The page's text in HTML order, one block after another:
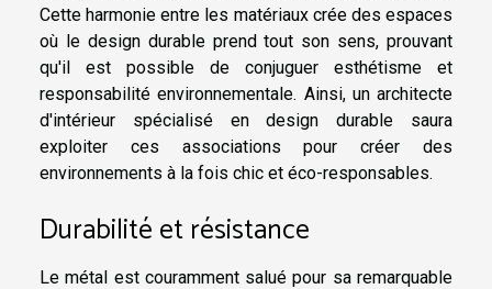
Cette harmonie entre les matériaux crée des espaces
où le design durable prend tout son sens, prouvant
qu'il est possible de conjuguer esthétisme et
responsabilité environnementale. Ainsi, un architecte
d'intérieur spécialisé en design durable saura
exploiter ces associations pour créer des
environnements à la fois chic et éco-responsables.
Durabilité et résistance
Le métal est couramment salué pour sa remarquable